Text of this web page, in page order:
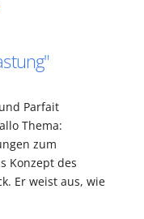
Parfait
Thema:
zum
Konzept des
Er weist aus, wie